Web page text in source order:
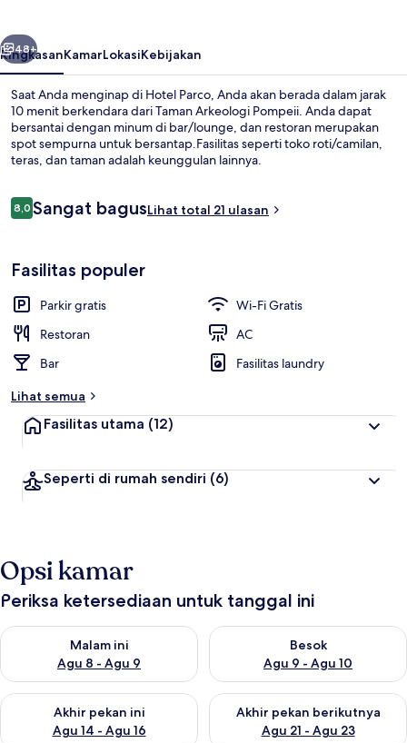
Berikutnya
48+
RingkasanKamarLokasiKebijakan
Saat Anda menginap di Hotel Parco, Anda akan berada dalam jarak
10 menit berkendara dari Taman Arkeologi Pompeii. Anda dapat
bersantai dengan minum di bar/lounge, dan restoran merupakan
spot sempurna untuk bersantap.Fasilitas seperti toko roti/camilan,
teras, dan taman adalah keunggulan lainnya.
Ulasan
8,08,0 dari 10
Sangat bagusLihat total 21 ulasan
Fasilitas populer
Parkir gratis
Wi-Fi Gratis
Restoran
AC
Bar
Fasilitas laundry
Lihat semua
Fasilitas utama (12)
Seperti di rumah sendiri (6)
Opsi kamar
Periksa ketersediaan untuk tanggal ini
Malam ini
Agu 8 - Agu 9
Periksa ketersediaan untuk malam ini Agu 8 - Agu 9
Besok
Agu 9 - Agu 10
Periksa ketersediaan untuk
Akhir pekan ini
Agu 14 - Agu 16
Periksa ketersediaan untuk akhir pekan ini Agu 14 - Agu 16
Akhir pekan berikutnya
Agu 21 - Agu 23
Periksa ketersediaan untuk